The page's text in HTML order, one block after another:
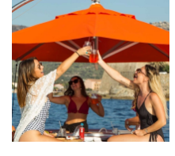
AGRANDIR